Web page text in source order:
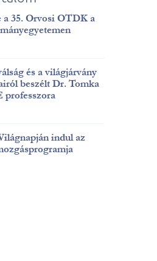
a 35. Orvosi OTDK a
és a világjárvány
beszélt Dr. Tomka
professzora
indul az